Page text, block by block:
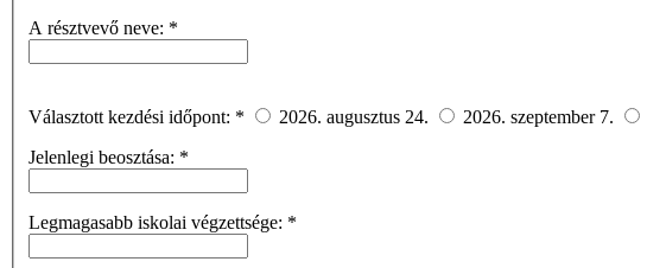
A résztvevő neve: *
Választott kezdési időpont: * 2026. augusztus 24. 2026. szeptember 7.
Jelenlegi beosztása: *
Legmagasabb iskolai végzettsége: *